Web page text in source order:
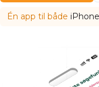
Én app til både iPhone